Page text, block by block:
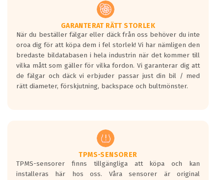
Vid körning i över 50km/h brukar
rullmotståndets ljud överträffa
motorljudet.
På däckmärkningen kommer det finnas
en symbol av ett däck med vågar. Hög
bullernivå markeras med svarta vågor
medans de vita vågorna påvisar om det är
ett tyst däck.
regelverket som introduceras år 2016.
Ett däck med två svarta vågor är redan
godkända för år 2016 nya regelverk.
Ett däck med en svart våg kommer vara
minst tre decibel tystare än det
GARANTERAT RÄTT STORLEK
När du beställer fälgar eller däck från oss behöver du inte
oroa dig för att köpa dem i fel storlek! Vi har nämligen den
bredaste bildatabasen i hela industrin när det kommer till
vilka mått som gäller för vilka fordon. Vi garanterar dig att
de fälgar och däck vi erbjuder passar just din bil / med
rätt diameter, förskjutning, backspace och bultmönster.
TPMS-SENSORER
TPMS-sensorer finns tillgängliga att köpa och kan
installeras här hos oss. Våra sensorer är original